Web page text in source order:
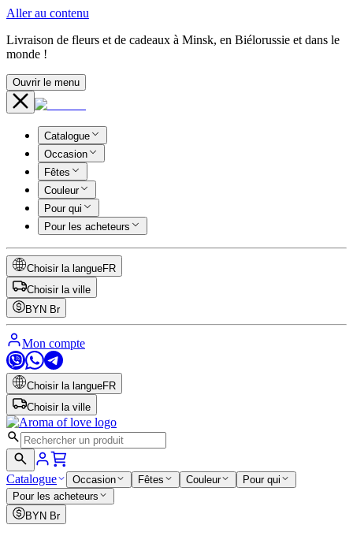
Aller au contenu
Livraison de fleurs et de cadeaux à Minsk, en Biélorussie et dans le
monde !
Ouvrir le menu
Catalogue
Occasion
Fêtes
Couleur
Pour qui
Pour les acheteurs
Choisir la langueFR
Choisir la ville
BYN Br
Mon compte
Choisir la langueFR
Choisir la ville
Catalogue Occasion Fêtes Couleur
Pour qui
Pour les acheteurs
BYN Br